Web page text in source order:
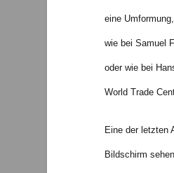
eine
wie bei Samuel
oder wie bei
World Trade
Eine der letzten
Bildschirm